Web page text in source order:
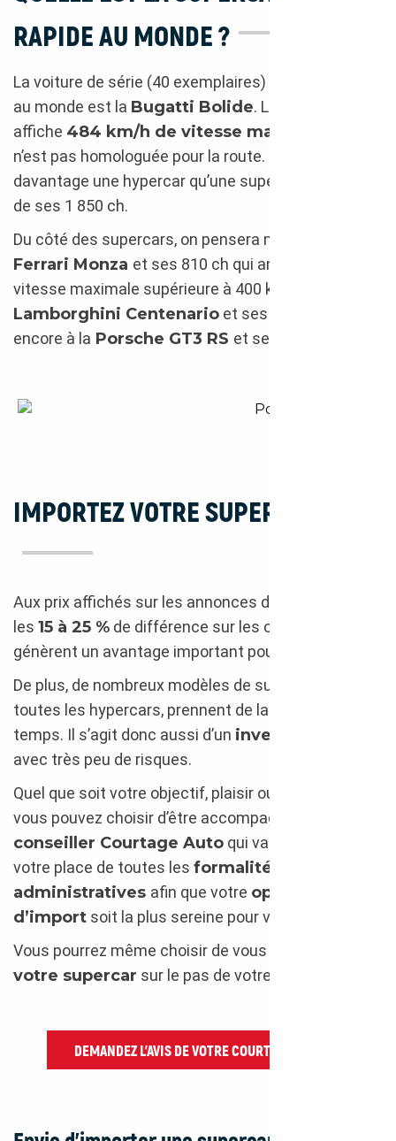
RAPIDE AU MONDE ?
La voiture de série (40 exemplaires) la plus rapide
au monde est la Bugatti Bolide. La française
affiche 484 km/h de vitesse maximale
n’est pas homologuée pour la route. Elle est aussi
davantage une hypercar qu’une supercar aux vues
de ses 1 850 ch.
Du côté des supercars, on pensera notamment à la
Ferrari Monza et ses 810 ch qui annonce une
vitesse maximale supérieure à 400 km/h, à la
Lamborghini Centenario et ses 350 km/h ou
encore à la Porsche GT3 RS et ses 315 km/h.
IMPORTEZ VOTRE SUPERCAR
Aux prix affichés sur les annonces des supercars,
les 15 à 25 % de différence sur les offres en import
génèrent un avantage important pour l’acheteur.
De plus, de nombreux modèles de supercars, et
toutes les hypercars, prennent de la valeur avec le
temps. Il s’agit donc aussi d’un investissement
avec très peu de risques.
Quel que soit votre objectif, plaisir ou placement,
vous pouvez choisir d’être accompagné d’un
conseiller Courtage Auto qui va se charger à
votre place de toutes les formalités
administratives afin que votre opération
d’import soit la plus sereine pour vous.
Vous pourrez même choisir de vous faire
votre supercar sur le pas de votre porte.
DEMANDEZ L’AVIS DE VOTRE COURTIER AUTO